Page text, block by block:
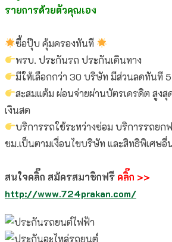
รายการด้วยตัวคุณเอง
ซื้อปุ๊บ คุ้มครองทันที
พรบ. ประกันรถ ประกันเดินทาง
มีให้เลือกกว่า 30 บริษัท มีส่วนลดทันที
สะสมแต้ม ผ่อนจ่ายผ่านบัตรเครดิต สูงสุ
เงินสด
บริการรถใช้ระหว่างซ่อม บริการรถยกฟ
ชม.เป็นตามเงื่อนไขบริษัท และสิทธิพิเศษ
สนใจคลิ๊ก สม้ครสมาชิกฟรี คลิ๊ก >>
http://www.724prakan.com/